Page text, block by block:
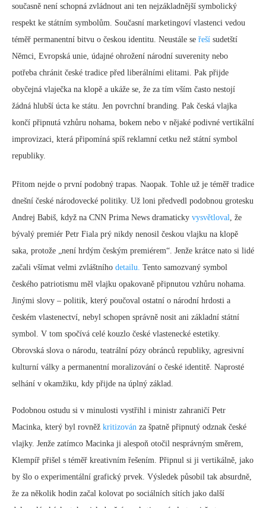
současně není schopná zvládnout ani ten nejzákladnější symbolický
respekt ke státním symbolům. Současní marketingoví vlastenci vedou
téměř permanentní bitvu o českou identitu. Neustále se řeší sudetští
Němci, Evropská unie, údajné ohrožení národní suverenity nebo
potřeba chránit české tradice před liberálními elitami. Pak přijde
obyčejná vlaječka na klopě a ukáže se, že za tím vším často nestojí
žádná hlubší úcta ke státu. Jen povrchní branding. Pak česká vlajka
končí připnutá vzhůru nohama, bokem nebo v nějaké podivné vertikální
improvizaci, která připomíná spíš reklamní cetku než státní symbol
republiky.
Přitom nejde o první podobný trapas. Naopak. Tohle už je téměř tradice
dnešní české národovecké politiky. Už loni předvedl podobnou grotesku
Andrej Babiš, když na CNN Prima News dramaticky vysvětloval, že
bývalý premiér Petr Fiala prý nikdy nenosil českou vlajku na klopě
saka, protože „není hrdým českým premiérem“. Jenže krátce nato si lidé
začali všímat velmi zvláštního detailu. Tento samozvaný symbol
českého patriotismu měl vlajku opakovaně připnutou vzhůru nohama.
Jinými slovy – politik, který poučoval ostatní o národní hrdosti a
českém vlastenectví, nebyl schopen správně nosit ani základní státní
symbol. V tom spočívá celé kouzlo české vlastenecké estetiky.
Obrovská slova o národu, teatrální pózy obránců republiky, agresivní
kulturní války a permanentní moralizování o české identitě. Naprosté
selhání v okamžiku, kdy přijde na úplný základ.
Podobnou ostudu si v minulosti vystřihl i ministr zahraničí Petr
Macinka, který byl rovněž kritizován za špatně připnutý odznak české
vlajky. Jenže zatímco Macinka ji alespoň otočil nesprávným směrem,
Klempíř přišel s téměř kreativním řešením. Připnul si ji vertikálně, jako
by šlo o experimentální grafický prvek. Výsledek působil tak absurdně,
že za několik hodin začal kolovat po sociálních sítích jako další